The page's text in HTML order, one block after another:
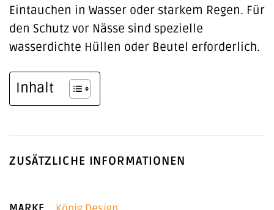
Eintauchen in Wasser oder starkem Regen. Für
den Schutz vor Nässe sind spezielle
wasserdichte Hüllen oder Beutel erforderlich.
Inhalt
ZUSÄTZLICHE INFORMATIONEN